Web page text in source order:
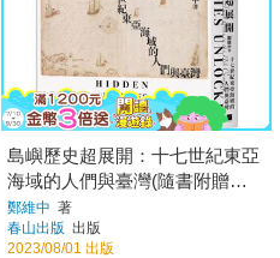
島嶼歷史超展開：十七世紀東亞
海域的人們與臺灣(隨書附贈
1672年英國水手繪製的臺澎示意
圖)
鄭維中 著
春山出版 出版
2023/08/01 出版